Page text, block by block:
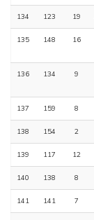
134 123 19
135 148 16
136 134 9
137 159 8
138 154 2
139 117 12
140 138 8
141 141 7